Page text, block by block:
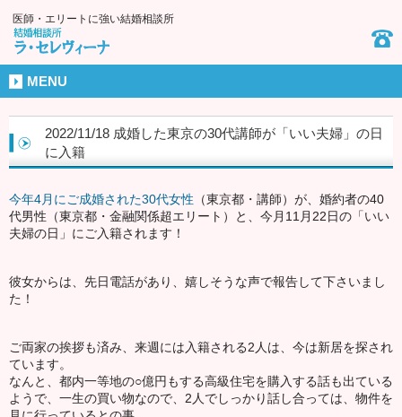
医師・エリートに強い結婚相談所
MENU
2022/11/18 成婚した東京の30代講師が「いい夫婦」の日
に入籍
今年4月にご成婚された30代女性 （東京都・講師）が、婚約者の40
代男性（東京都・金融関係超エリート）と、今月11月22日の「いい
夫婦の日」にご入籍されます！
彼女からは、先日電話があり、嬉しそうな声で報告して下さいまし
た！
ご両家の挨拶も済み、来週には入籍される2人は、今は新居を探され
ています。
なんと、都内一等地の○億円もする高級住宅を購入する話も出ている
ようで、一生の買い物なので、2人でしっかり話し合っては、物件を